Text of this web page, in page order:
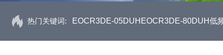
热门关键词: EOCR3DE-05DUHEOCR3DE-80DUH低